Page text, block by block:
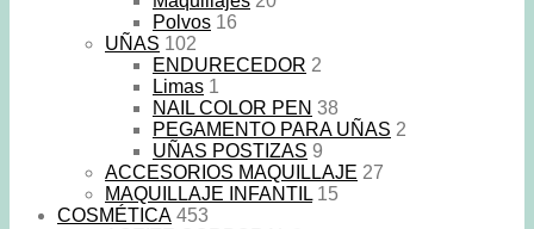
Polvos 16
UÑAS 102
ENDURECEDOR 2
Limas 1
NAIL COLOR PEN 38
PEGAMENTO PARA UÑAS 2
UÑAS POSTIZAS 9
ACCESORIOS MAQUILLAJE 27
MAQUILLAJE INFANTIL 15
COSMÉTICA 453